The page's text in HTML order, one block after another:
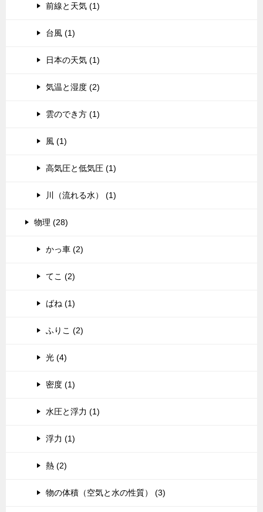
前線と天気 (1)
台風 (1)
日本の天気 (1)
気温と湿度 (2)
雲のでき方 (1)
風 (1)
高気圧と低気圧 (1)
川（流れる水） (1)
物理 (28)
かっ車 (2)
てこ (2)
ばね (1)
ふりこ (2)
光 (4)
密度 (1)
水圧と浮力 (1)
浮力 (1)
熱 (2)
物の体積（空気と水の性質） (3)